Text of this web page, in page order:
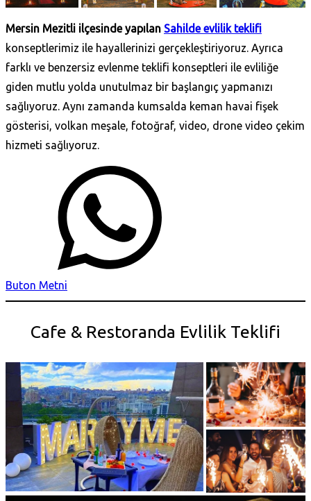
Mersin Mezitli ilçesinde yapılan Sahilde evlilik teklifi
konseptlerimiz ile hayallerinizi gerçekleştiriyoruz. Ayrıca
farklı ve benzersiz evlenme teklifi konseptleri ile evliliğe
giden mutlu yolda unutulmaz bir başlangıç yapmanızı
sağlıyoruz. Aynı zamanda kumsalda keman havai fişek
gösterisi, volkan meşale, fotoğraf, video, drone video çekim
hizmeti sağlıyoruz.
Buton Metni
Cafe & Restoranda Evlilik Teklifi